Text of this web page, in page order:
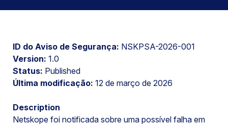
ID do Aviso de Segurança: NSKPSA-2026-001
Version: 1.0
Status: Published
Última modificação: 12 de março de 2026
Description
Netskope foi notificada sobre uma possível falha em